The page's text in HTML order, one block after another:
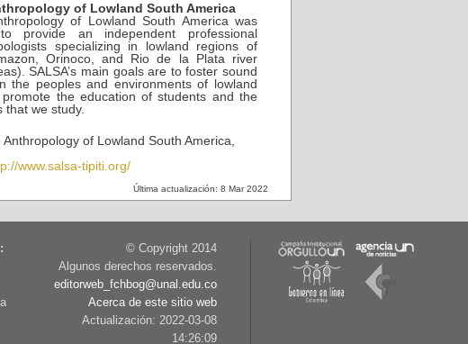
of Lowland South America
of Lowland South America was
provide an independent professional
specializing in lowland regions of
Orinoco, and Rio de la Plata river
SALSA’s main goals are to foster sound
the peoples and environments of lowland
the education of students and the
that we study.
of Lowland South America,
www.salsa-tipiti.org/
Última actualización: 8 Mar 2022
© Copyright 2014
Algunos derechos reservados.
editorweb_fchbog@unal.edu.co
Acerca de este sitio web
Actualización: 2022-03-08
14:26:09